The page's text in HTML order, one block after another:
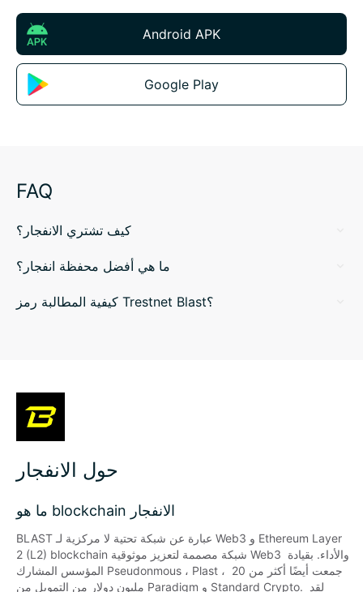
Android APK
Google Play
FAQ
كيف تشتري الانفجار؟
ما هي أفضل محفظة انفجار؟
كيفية المطالبة رمز Trestnet Blast؟
حول الانفجار
ما هو blockchain الانفجار
BLAST عبارة عن شبكة تحتية لا مركزية لـ Web3 و Ethereum Layer
2 (L2) blockchain شبكة مصممة لتعزيز موثوقية Web3 والأداء. بقيادة
المؤسس المشارك Pseudonmous ، Plast ، جمعت أيضًا أكثر من 20
مليون دولار من التمويل من Paradigm و Standard Crypto. لقد